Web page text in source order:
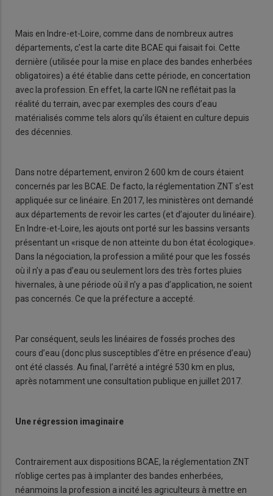
Mais en Indre-et-Loire, comme dans de nombreux autres
départements, c’est la carte dite BCAE qui faisait foi. Cette
dernière (utilisée pour la mise en place des bandes enherbées
obligatoires) a été établie dans cette période, en concertation
avec la profession. En effet, la carte IGN ne reflétait pas la
réalité du terrain, avec par exemples des cours d’eau
matérialisés comme tels alors qu’ils étaient en culture depuis
des décennies.
Dans notre département, environ 2 600 km de cours étaient
concernés par les BCAE. De facto, la réglementation ZNT s’est
appliquée sur ce linéaire. En 2017, les ministères ont demandé
aux départements de revoir les cartes (et d’ajouter du linéaire).
En Indre-et-Loire, les ajouts ont porté sur les bassins versants
présentant un «risque de non atteinte du bon état écologique».
Dans la négociation, la profession a milité pour que les fossés
où il n’y a pas d’eau ou seulement lors des très fortes pluies
hivernales, à une période où il n’y a pas d’application, ne soient
pas concernés. Ce que la préfecture a accepté.
Par conséquent, seuls les linéaires de fossés proches des
cours d’eau (donc plus susceptibles d’être en présence d’eau)
ont été classés. Au final, l’arrêté a intégré 530 km en plus,
après notamment une consultation publique en juillet 2017.
Une régression imaginaire
Contrairement aux dispositions BCAE, la réglementation ZNT
n’oblige certes pas à implanter des bandes enherbées,
néanmoins la profession a incité les agriculteurs à mettre en